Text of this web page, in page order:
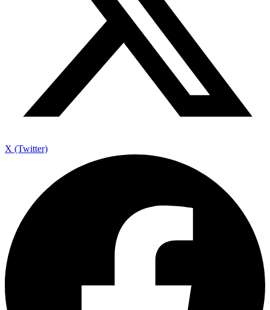
X (Twitter)